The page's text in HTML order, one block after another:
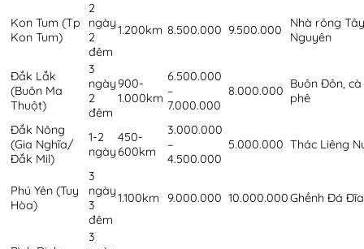
Kon Tum (Tp
Kon Tum)
2
ngày
2
đêm
1.200km 8.500.000 9.500.000
Nhà rông Tây
Nguyên
Đắk Lắk
(Buôn Ma
Thuột)
3
ngày
2
đêm
900-
1.000km
6.500.000
–
7.000.000
8.000.000 Buôn Đôn, cà
phê
Đắk Nông
(Gia Nghĩa/
Đắk Mil)
1-2
ngày
450-
600km
3.000.000
–
4.500.000
5.000.000 Thác Liêng
Phú Yên (Tuy
Hòa)
3
ngày
3
đêm
1.100km 9.000.000 10.000.000Ghềnh Đá Đĩa
3